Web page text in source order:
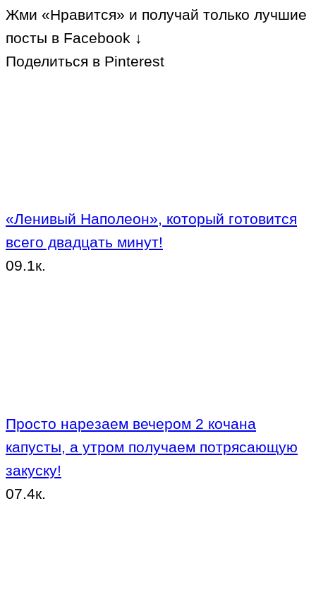
Жми «Нравится» и получай только лучшие
посты в Facebook ↓
Поделиться в Pinterest
«Ленивый Наполеон», который готовится
всего двадцать минут!
09.1к.
Просто нарезаем вечером 2 кочана
капусты, а утром получаем потрясающую
закуску!
07.4к.